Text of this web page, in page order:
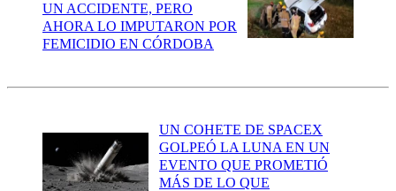
UN ACCIDENTE, PERO
AHORA LO IMPUTARON POR
FEMICIDIO EN CÓRDOBA
UN COHETE DE SPACEX
GOLPEÓ LA LUNA EN UN
EVENTO QUE PROMETIÓ
MÁS DE LO QUE